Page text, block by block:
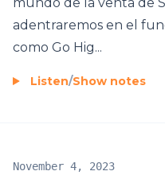
adentraremos en el
como Go Hig...
Listen/Show notes
November 4, 2023